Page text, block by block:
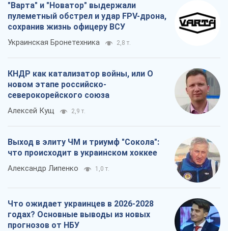
"Варта" и "Новатор" выдержали
пулеметный обстрел и удар FPV-дрона,
сохранив жизнь офицеру ВСУ
Украинская Бронетехника 2,8 т.
КНДР как катализатор войны, или О
новом этапе российско-
северокорейского союза
Алексей Кущ 2,9 т.
Выход в элиту ЧМ и триумф "Сокола":
что происходит в украинском хоккее
Александр Липенко 1,0 т.
Что ожидает украинцев в 2026-2028
годах? Основные выводы из новых
прогнозов от НБУ